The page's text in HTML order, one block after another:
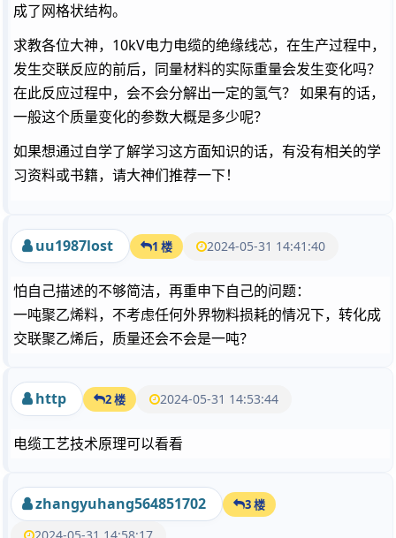
成了网格状结构。
求教各位大神，10kV电力电缆的绝缘线芯，在生产过程中，
发生交联反应的前后，同量材料的实际重量会发生变化吗？
在此反应过程中，会不会分解出一定的氢气？ 如果有的话，
一般这个质量变化的参数大概是多少呢？
如果想通过自学了解学习这方面知识的话，有没有相关的学
习资料或书籍，请大神们推荐一下！
uu1987lost 1 楼 2024-05-31 14:41:40
怕自己描述的不够简洁，再重申下自己的问题：
一吨聚乙烯料，不考虑任何外界物料损耗的情况下，转化成
交联聚乙烯后，质量还会不会是一吨？
http 2 楼 2024-05-31 14:53:44
电缆工艺技术原理可以看看
zhangyuhang564851702 3 楼